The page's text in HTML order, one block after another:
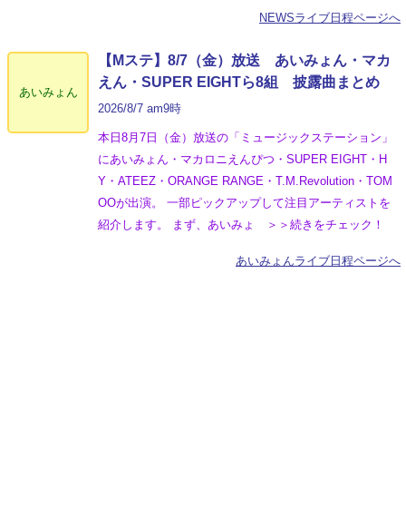
NEWSライブ日程ページへ
あいみょん
【Mステ】8/7（金）放送 あいみょん・マカ
えん・SUPER EIGHTら8組 披露曲まとめ
2026/8/7 am9時
本日8月7日（金）放送の「ミュージックステーション」
にあいみょん・マカロニえんぴつ・SUPER EIGHT・H
Y・ATEEZ・ORANGE RANGE・T.M.Revolution・TOM
OOが出演。 一部ピックアップして注目アーティストを
紹介します。 まず、あいみょ ＞＞続きをチェック！
あいみょんライブ日程ページへ